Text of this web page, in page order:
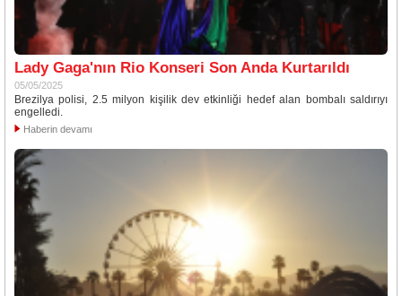
Lady Gaga'nın Rio Konseri Son Anda Kurtarıldı
05/05/2025
Brezilya polisi, 2.5 milyon kişilik dev etkinliği hedef alan bombalı saldırıyı
engelledi.
Haberin devamı